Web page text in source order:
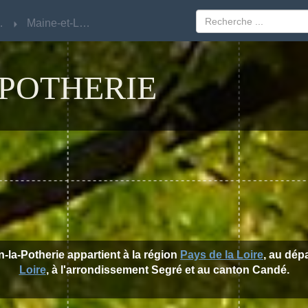
Maine-et-Loire
la-Potherie appartient à la région Pays de la Loire, au
Loire, à l'arrondissement Segré et au canton Candé.
Maine-et-Loire